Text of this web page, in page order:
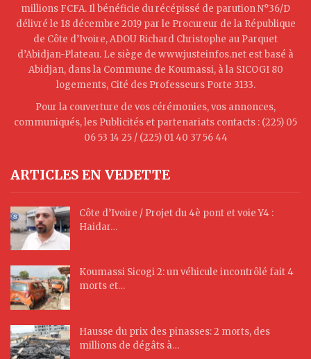
millions FCFA. Il bénéficie du récépissé de parution N°36/D
délivré le 18 décembre 2019 par le Procureur de la République
de Côte d’Ivoire, ADOU Richard Christophe au Parquet
d’Abidjan-Plateau. Le siège de www.justeinfos.net est basé à
Abidjan, dans la Commune de Koumassi, à la SICOGI 80
logements, Cité des Professeurs Porte 3133.
Pour la couverture de vos cérémonies, vos annonces,
communiqués, les Publicités et partenariats contacts : (225) 05
06 53 14 25 / (225) 01 40 37 56 44
ARTICLES EN VEDETTE
Côte d’Ivoire / Projet du 4è pont et voie Y4 :
Haidar…
Koumassi Sicogi 2: un véhicule incontrôlé fait 4
morts et…
Hausse du prix des pinasses: 2 morts, des
millions de dégâts à…